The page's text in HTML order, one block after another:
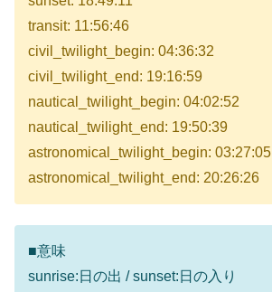
transit: 11:56:46
civil_twilight_begin: 04:36:32
civil_twilight_end: 19:16:59
nautical_twilight_begin: 04:02:52
nautical_twilight_end: 19:50:39
astronomical_twilight_begin: 03:27:05
astronomical_twilight_end: 20:26:26
■意味
sunrise:日の出 / sunset:日の入り